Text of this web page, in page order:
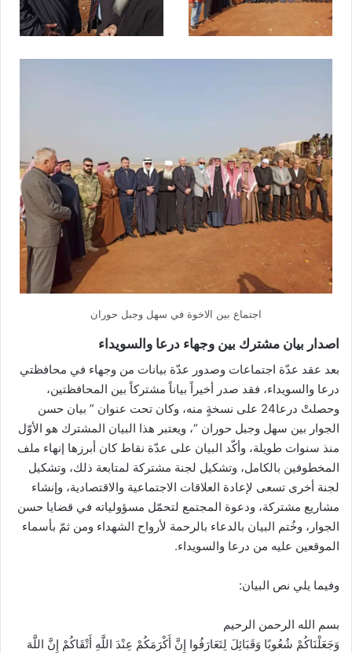
اجتماع بين الاخوة في سهل وجبل حوران
اصدار بيان مشترك بين وجهاء درعا والسويداء
بعد عقد عدّة اجتماعات وصدور عدّة بيانات من وجهاء في محافظتي
درعا والسويداء، فقد صدر أخيراً بياناً مشتركاً بين المحافظتين،
وحصلتْ درعا24 على نسخةٍ منه، وكان تحت عنوان ” بيان حسن
الجوار بين سهل وجبل حوران “، ويعتبر هذا البيان المشترك هو الأوّل
منذ سنوات طويلة، وأكّد البيان على عدّة نقاط كان أبرزها إنهاء ملف
المخطوفين بالكامل، وتشكيل لجنة مشتركة لمتابعة ذلك، وتشكيل
لجنة أخرى تسعى لإعادة العلاقات الاجتماعية والاقتصادية، وإنشاء
مشاريع مشتركة، ودعوة المجتمع لتحمّل مسؤولياته في قضايا حسن
الجوار، وخُتم البيان بالدعاء بالرحمة لأرواح الشهداء ومن ثمّ بأسماء
الموقعين عليه من درعا والسويداء.
وفيما يلي نص البيان:
‎وَجَعَلْنَاكُمْ شُعُوبًا وَقَبَائِلَ لِتَعَارَفُوا إِنَّ أَكْرَمَكُمْ عِنْدَ اللَّهِ أَتْقَاكُمْ إِنَّ اللَّهَ